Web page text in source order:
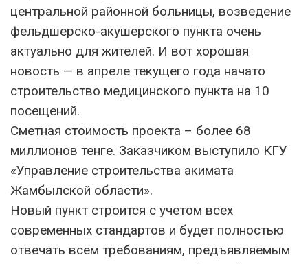
центральной районной больницы, возведение
фельдшерско-акушерского пункта очень
актуально для жителей. И вот хорошая
новость — в апреле текущего года начато
строительство медицинского пункта на 10
посещений.
Сметная стоимость проекта – более 68
миллионов тенге. Заказчиком выступило КГУ
«Управление строительства акимата
Жамбылской области».
Новый пункт строится с учетом всех
современных стандартов и будет полностью
отвечать всем требованиям, предъявляемым